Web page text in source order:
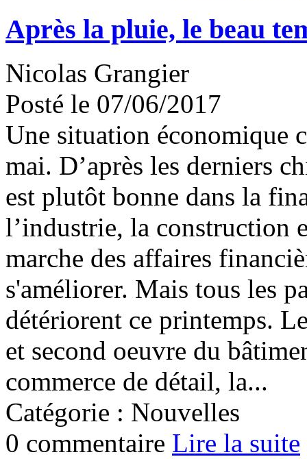
Après la pluie, le beau
Nicolas Grangier
Posté le 07/06/2017
Une situation économique
mai. D’après les derniers
est plutôt bonne dans la
l’industrie, la construction
marche des affaires
s'améliorer. Mais tous les
détériorent ce printemps.
et second oeuvre du
commerce de détail, la...
Catégorie : Nouvelles
0 commentaire Lire la suite